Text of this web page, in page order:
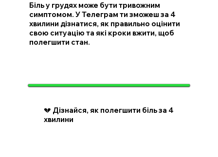
Біль у грудях може бути тривожним
симптомом. У Телеграм ти зможеш за 4
хвилини дізнатися, як правильно оцінити
свою ситуацію та які кроки вжити, щоб
полегшити стан.
💔 Дізнайся, як полегшити біль за 4
хвилини